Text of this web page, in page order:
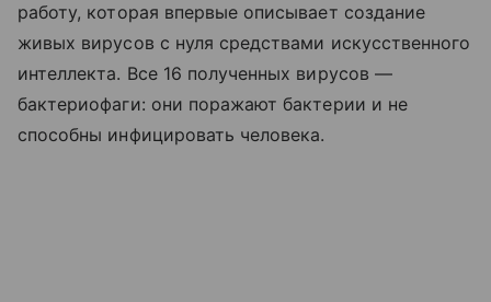
работу, которая впервые описывает создание
живых вирусов с нуля средствами искусственного
интеллекта. Все 16 полученных вирусов —
бактериофаги: они поражают бактерии и не
способны инфицировать человека.